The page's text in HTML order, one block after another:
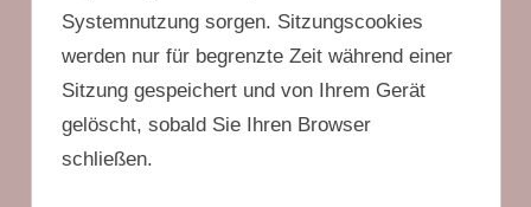
Systemnutzung sorgen. Sitzungscookies
werden nur für begrenzte Zeit während einer
Sitzung gespeichert und von Ihrem Gerät
gelöscht, sobald Sie Ihren Browser
schließen.